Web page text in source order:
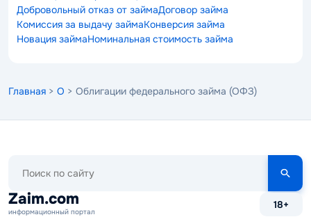
Добровольный отказ от займаДоговор займа
Комиссия за выдачу займаКонверсия займа
Новация займаНоминальная стоимость займа
Главная > О > Облигации федерального займа (ОФЗ)
сайту
Zaim.com
информационный портал
18+